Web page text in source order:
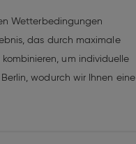
Wetterbedingungen
das durch maximale
um individuelle
wodurch wir Ihnen eine